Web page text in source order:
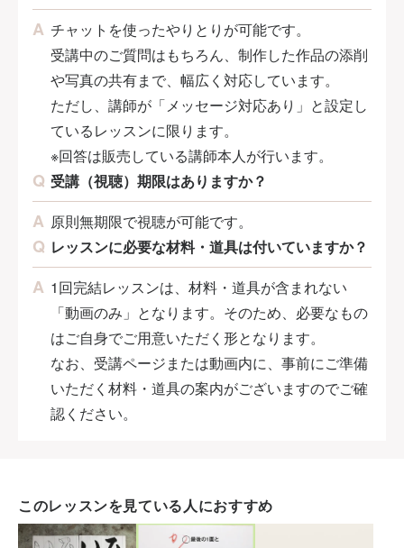
チャットを使ったやりとりが可能です。
受講中のご質問はもちろん、制作した作品の添削
や写真の共有まで、幅広く対応しています。
ただし、講師が「メッセージ対応あり」と設定し
ているレッスンに限ります。
※回答は販売している講師本人が行います。
受講（視聴）期限はありますか？
原則無期限で視聴が可能です。
レッスンに必要な材料・道具は付いていますか？
1回完結レッスンは、材料・道具が含まれない
「動画のみ」となります。そのため、必要なもの
はご自身でご用意いただく形となります。
なお、受講ページまたは動画内に、事前にご準備
いただく材料・道具の案内がございますのでご確
認ください。
このレッスンを見ている人におすすめ